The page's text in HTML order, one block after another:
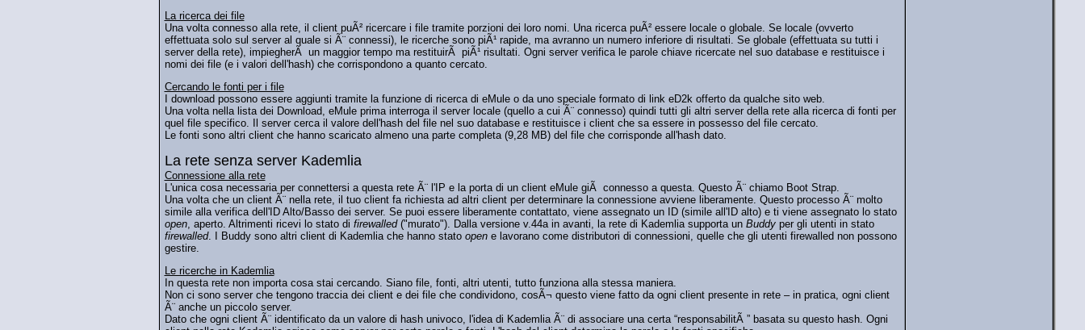
La ricerca dei file
Una volta connesso alla rete, il client puÃ² ricercare i file tramite porzioni dei loro nomi. Una ricerca puÃ² essere locale o globale. Se locale (ovverto
effettuata solo sul server al quale si Ã¨ connessi), le ricerche sono piÃ¹ rapide, ma avranno un numero inferiore di risultati. Se globale (effettuata su tutti i
server della rete), impiegherÃ un maggior tempo ma restituirÃ piÃ¹ risultati. Ogni server verifica le parole chiave ricercate nel suo database e restituisce i
nomi dei file (e i valori dell'hash) che corrispondono a quanto cercato.
Cercando le fonti per i file
I download possono essere aggiunti tramite la funzione di ricerca di eMule o da uno speciale formato di link eD2k offerto da qualche sito web.
Una volta nella lista dei Download, eMule prima interroga il server locale (quello a cui Ã¨ connesso) quindi tutti gli altri server della rete alla ricerca di fonti per
quel file specifico. Il server cerca il valore dell'hash del file nel suo database e restituisce i client che sa essere in possesso del file cercato.
Le fonti sono altri client che hanno scaricato almeno una parte completa (9,28 MB) del file che corrisponde all'hash dato.
La rete senza server Kademlia
Connessione alla rete
L'unica cosa necessaria per connettersi a questa rete Ã¨ l'IP e la porta di un client eMule giÃ connesso a questa. Questo Ã¨ chiamo Boot Strap.
Una volta che un client Ã¨ nella rete, il tuo client fa richiesta ad altri client per determinare la connessione avviene liberamente. Questo processo Ã¨ molto
simile alla verifica dell'ID Alto/Basso dei server. Se puoi essere liberamente contattato, viene assegnato un ID (simile all'ID alto) e ti viene assegnato lo stato
open, aperto. Altrimenti ricevi lo stato di firewalled("murato"). Dalla versione v.44a in avanti, la rete di Kademlia supporta un Buddyper gli utenti in stato
firewalled. I Buddy sono altri client di Kademlia che hanno stato opene lavorano come distributori di connessioni, quelle che gli utenti firewalled non possono
gestire.
Le ricerche in Kademlia
In questa rete non importa cosa stai cercando. Siano file, fonti, altri utenti, tutto funziona alla stessa maniera.
Non ci sono server che tengono traccia dei client e dei file che condividono, cosÃ¬ questo viene fatto da ogni client presente in rete – in pratica, ogni client
Ã¨ anche un piccolo server.
Dato che ogni client Ã¨ identificato da un valore di hash univoco, l'idea di Kademlia Ã¨ di associare una certa “responsabilitÃ ” basata su questo hash. Ogni